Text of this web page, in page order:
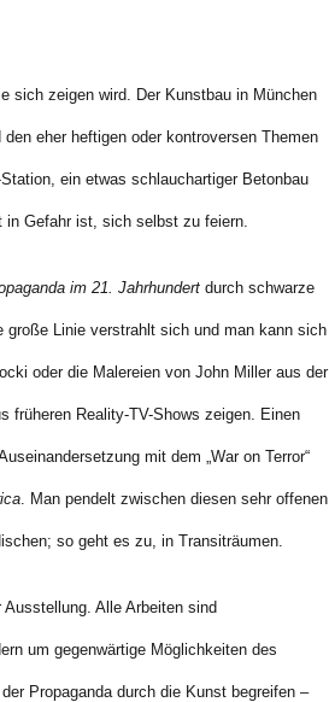
sich zeigen wird. Der Kunstbau in München
eher heftigen oder kontroversen Themen
ein etwas schlauchartiger Betonbau
in Gefahr ist, sich selbst zu feiern.
im 21. Jahrhundertdurch schwarze
große Linie verstrahlt sich und man kann sich
oder die Malereien von John Miller aus der
früheren Reality-TV-Shows zeigen. Einen
mit dem „War on Terror“
. Man pendelt zwischen diesen sehr offenen
so geht es zu, in Transiträumen.
Alle Arbeiten sind
um gegenwärtige Möglichkeiten des
Propaganda durch die Kunst begreifen –